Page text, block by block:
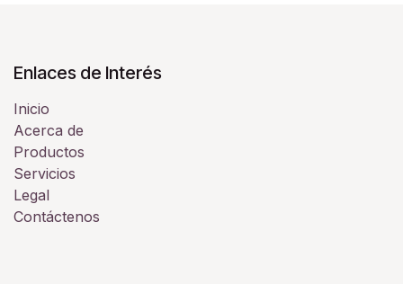
Enlaces de Interés
Inicio
Acerca de
Productos
Servicios
Legal
Contáctenos